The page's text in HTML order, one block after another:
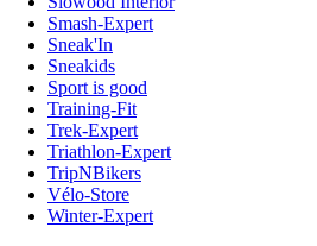
Smash-Expert
Sneak'In
Sneakids
Sport is good
Training-Fit
Trek-Expert
Triathlon-Expert
TripNBikers
Vélo-Store
Winter-Expert